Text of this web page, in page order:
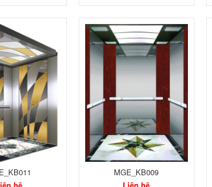
hệ
MGE_KB009
Liên hệ